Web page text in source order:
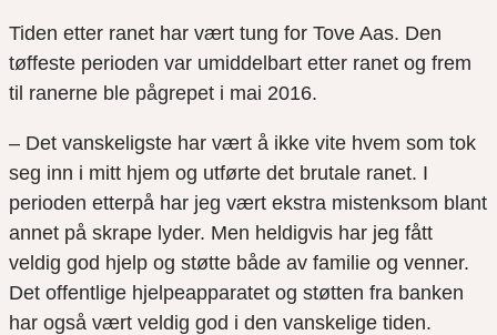
Tiden etter ranet har vært tung for Tove Aas. Den
tøffeste perioden var umiddelbart etter ranet og frem
til ranerne ble pågrepet i mai 2016.
– Det vanskeligste har vært å ikke vite hvem som tok
seg inn i mitt hjem og utførte det brutale ranet. I
perioden etterpå har jeg vært ekstra mistenksom blant
annet på skrape lyder. Men heldigvis har jeg fått
veldig god hjelp og støtte både av familie og venner.
Det offentlige hjelpeapparatet og støtten fra banken
har også vært veldig god i den vanskelige tiden.